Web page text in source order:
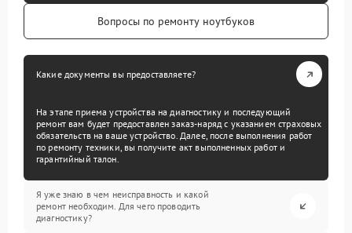
Вопросы по ремонту ноутбуков
Какие документы вы предоставляете?
На этапе приема устройства на диагностику и последующий
ремонт вам будет предоставлен заказ-наряд с указанием страховых
обязательств на ваше устройство. Далее, после выполнения работ
по ремонту техники, вы получите акт выполненных работ и
гарантийный талон.
Я уже знаю в чем неисправность и какой
ремонт необходим. Для чего проводить
диагностику?